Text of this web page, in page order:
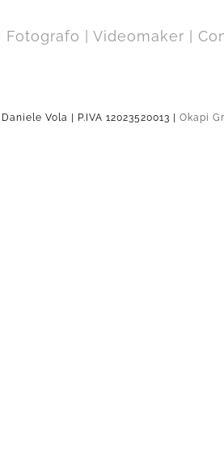
Vola | P.IVA 12023520013 |Okapi